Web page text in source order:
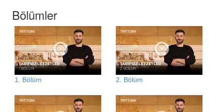
Bölümler
1. Bölüm 2. Bölüm